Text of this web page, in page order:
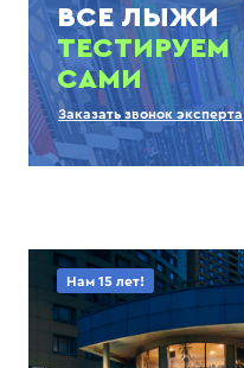
ВСЕ ЛЫЖИ
ТЕСТИРУЕМ
САМИ
Заказать звонок эксперта
Нам 15 лет!